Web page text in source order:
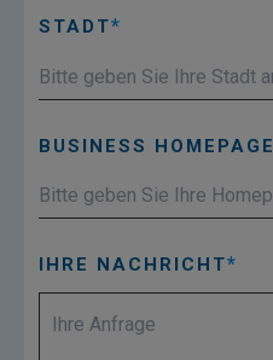
STADT
BUSINESS HOMEPAGE
IHRE NACHRICHT